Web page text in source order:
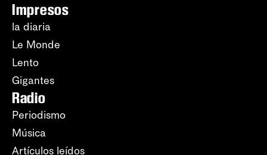
Impresos
la diaria
Le Monde
Lento
Gigantes
Radio
Periodismo
Música
Artículos leídos